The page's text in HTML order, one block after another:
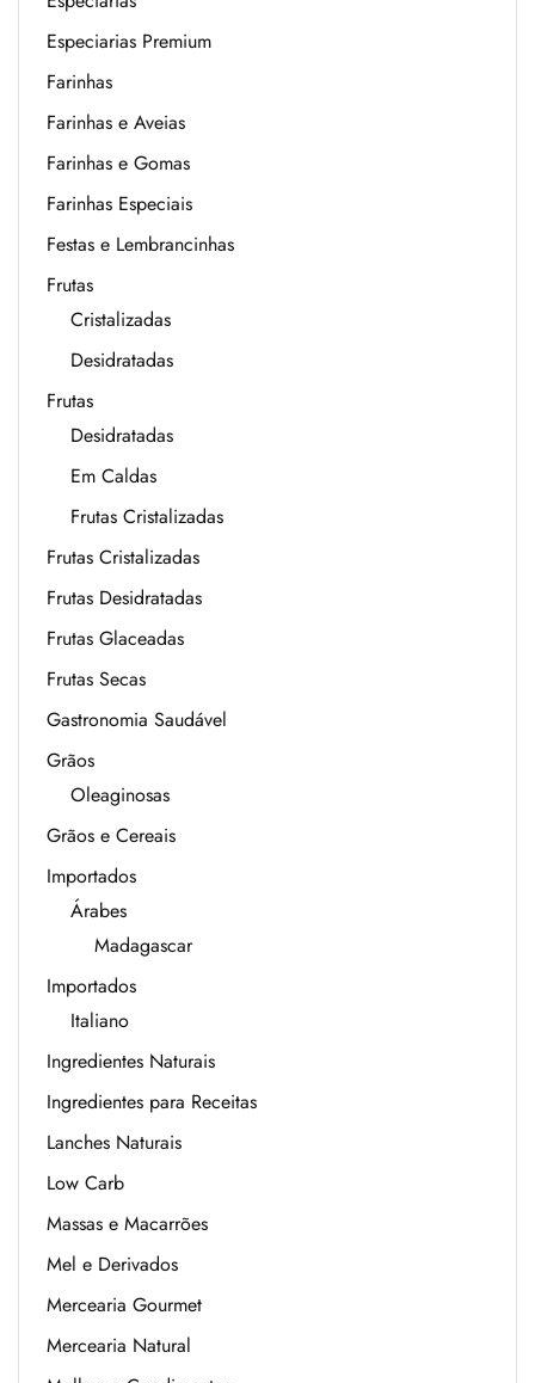
Especiarias Premium
Farinhas
Farinhas e Aveias
Farinhas e Gomas
Farinhas Especiais
Festas e Lembrancinhas
Frutas
Cristalizadas
Desidratadas
Frutas
Desidratadas
Em Caldas
Frutas Cristalizadas
Frutas Cristalizadas
Frutas Desidratadas
Frutas Glaceadas
Frutas Secas
Gastronomia Saudável
Grãos
Oleaginosas
Grãos e Cereais
Importados
Árabes
Madagascar
Importados
Italiano
Ingredientes Naturais
Ingredientes para Receitas
Lanches Naturais
Low Carb
Massas e Macarrões
Mel e Derivados
Mercearia Gourmet
Mercearia Natural